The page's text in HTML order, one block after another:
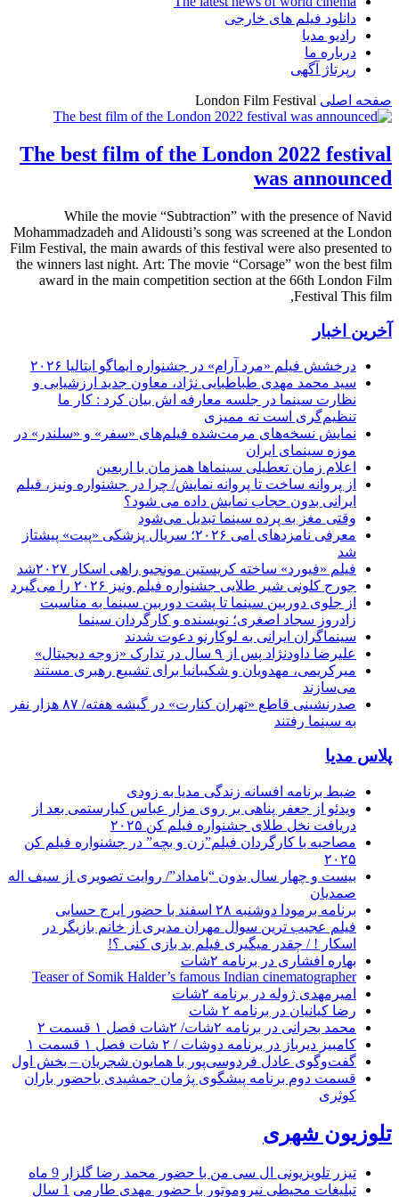
دانلود فیلم های خارجی
رادیو مدیا
درباره ما
رپرتاژ آگهی
صفحه اصلی London Film Festival
The best film of the London 2022 festival
was announced
While the movie “Subtraction” with the presence of Navid
Mohammadzadeh and Alidousti’s song was screened at the London
Film Festival, the main awards of this festival were also presented to
the winners last night. Art: The movie “Corsage” won the best film
award in the main competition section at the 66th London Film
Festival This film,
آخرین اخبار
درخشش فیلم «مرد آرام» در جشنواره ایماگو ایتالیا ۲۰۲۶
سید محمد مهدی طباطبایی نژاد، معاون جدید ارزشیابی و
نظارت سینما در جلسه معارفه اش بیان کرد : کار ما
تنظیم‌گری است نه ممیزی
نمایش نسخه‌های مرمت‌شده فیلم‌های «سفر» و «سلندر» در
موزه سینمای ایران
اعلام زمان تعطیلی سینماها همزمان با اربعین
از پروانه ساخت تا پروانه نمایش/ چرا در جشنواره ونیز، فیلم
ایرانی بدون حجاب نمایش داده می شود؟
وقتی مغز به پرده سینما تبدیل می‌شود
معرفی نامزدهای امی ۲۰۲۶؛ سریال پزشکی «پیت» پیشتاز
شد
فیلم «فیورد» ساخته کریستین مونجیو راهی اسکار ۲۰۲۷شد
جورج کلونی شیر طلایی جشنواره فیلم ونیز ۲۰۲۶ را می‌گیرد
از جلوی دوربین سینما تا پشت دوربین سینما به مناسبت
زادروز سجاد اصغری؛ نویسنده و کارگردان سینما
سینماگران ایرانی به لوکارنو دعوت شدند
علیرضا داودنژاد پس از ۹ سال در تدارک «زوجه دیجیتال»
میرکریمی، مهدویان و شکیبانیا برای تشییع رهبری مستند
می‌سازند
صدرنشینی قاطع «تهران کنارت» در گیشه هفته/ ۸۷ هزار نفر
به سینما رفتند
پلاس مدیا
ضبط برنامه افسانه زندگی مدیا به زودی
ویدئو از جعفر پناهی بر روی مزار عباس کیارستمی بعد از
دریافت نخل طلای جشنواره فیلم کن ۲۰۲۵
مصاحبه با کارگردان فیلم”زن و بچه” در جشنواره فیلم کن
۲۰۲۵
بیست و چهار سال بدون “بامداد”/ روایت تصویری از سیف اله
صمدیان
برنامه برمودا دوشنبه ۲۸ اسفند با حضور ایرج حسابی
فیلم عجیب ترین سوال مهران مدیری از خانم بازیگر در
اسکار ! / چقدر میگیری فیلم بد بازی کنی ؟!
بهاره افشاری در برنامه ۲شات
Teaser of Somik Halder’s famous Indian cinematographer
امیرمهدی ژوله در برنامه ۲شات
رضا کیانیان در برنامه ۲ شات
محمد بحرانی در برنامه ۲شات/ ۲شات فصل ۱ قسمت ۲
کامبیز دیرباز در برنامه دوشات / ۲ شات فصل ۱ قسمت ۱
گفت‌وگوی عادل فردوسی‌پور با همایون شجریان – بخش اول
قسمت دوم برنامه پیشگوی پژمان جمشیدی باحضور باران
کوثری
تلوزیون شهری
تیزر تلویزیونی ال سی من با حضور محمد رضا گلزار 9 ماه
تبلیغات محیطی نیروموتور با حضور مهدی طارمی 1 سال